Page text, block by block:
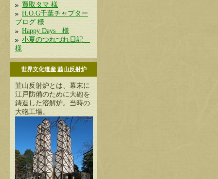
買取タマ 様
H.O.G千葉チャプター
ブログ 様
Happy Days 様
小夏のつれづれ日記
様
世界文化遺産 韮山反射炉
韮山反射炉とは、幕末に
江戸防備のために大砲を
鋳造した溶解炉。当時の
大砲工場。